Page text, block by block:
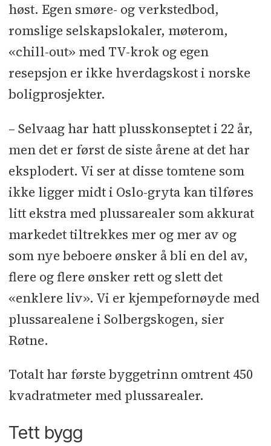
høst. Egen smøre- og verkstedbod,
romslige selskapslokaler, møterom,
«chill-out» med TV-krok og egen
resepsjon er ikke hverdagskost i norske
boligprosjekter.
– Selvaag har hatt plusskonseptet i 22 år,
men det er først de siste årene at det har
eksplodert. Vi ser at disse tomtene som
ikke ligger midt i Oslo-gryta kan tilføres
litt ekstra med plussarealer som akkurat
markedet tiltrekkes mer og mer av og
som nye beboere ønsker å bli en del av,
flere og flere ønsker rett og slett det
«enklere liv». Vi er kjempefornøyde med
plussarealene i Solbergskogen, sier
Røtne.
Totalt har første byggetrinn omtrent 450
kvadratmeter med plussarealer.
Tett bygg